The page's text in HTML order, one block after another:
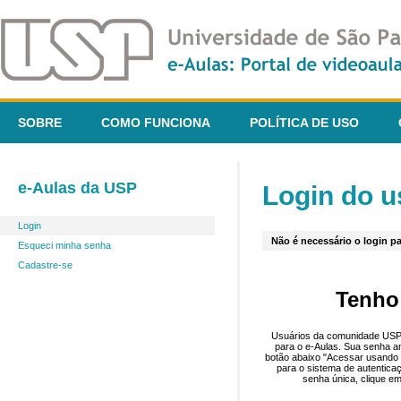
SOBRE COMO FUNCIONA POLÍTICA DE USO
e-Aulas da USP
Login
Esqueci minha senha
Cadastre-se
Login do
Não é necessário o login
Usuários da comunidade
para o e-Aulas. Sua senha
botão abaixo "Acessar
para o sistema de
senha única, clique